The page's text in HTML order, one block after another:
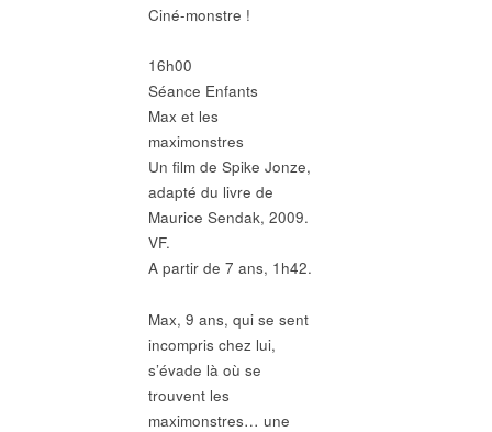
Ciné-monstre !
16h00
Séance Enfants
Max et les
maximonstres
Un film de Spike Jonze,
adapté du livre de
Maurice Sendak, 2009.
VF.
A partir de 7 ans, 1h42.
Max, 9 ans, qui se sent
incompris chez lui,
s’évade là où se
trouvent les
maximonstres… une